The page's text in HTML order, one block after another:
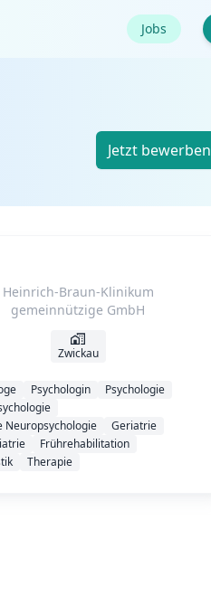
Jobs
Jetzt bewerben
Heinrich-Braun-Klinikum
gemeinnützige GmbH
Zwickau
Psychologin
Psychologie
Neuropsychologie
Geriatrie
Frührehabilitation
Therapie